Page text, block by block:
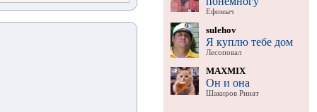
Ефимыч
sulehov
Я куплю тебе дом
Лесоповал
MAXMIX
Он и она
Шакиров Ринат